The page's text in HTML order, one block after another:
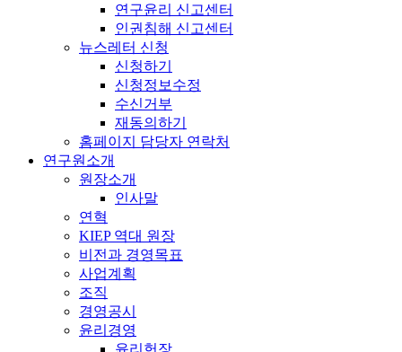
연구윤리 신고센터
인권침해 신고센터
뉴스레터 신청
신청하기
신청정보수정
수신거부
재동의하기
홈페이지 담당자 연락처
연구원소개
원장소개
인사말
연혁
KIEP 역대 원장
비전과 경영목표
사업계획
조직
경영공시
윤리경영
윤리헌장